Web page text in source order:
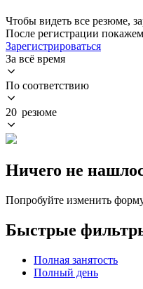
Чтобы видеть все резюме,
После регистрации
Зарегистрироваться
За всё время
По соответствию
20 резюме
Ничего не
Попробуйте изменить
Быстрые
Полная занятость
Полный день